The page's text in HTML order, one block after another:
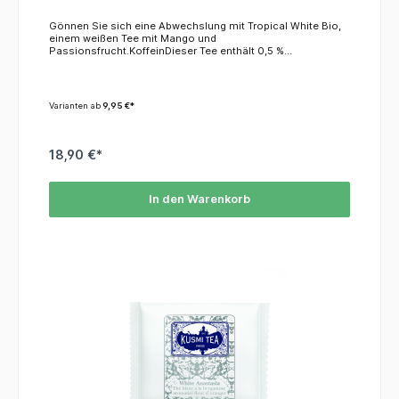
Gönnen Sie sich eine Abwechslung mit Tropical White Bio,
einem weißen Tee mit Mango und
Passionsfrucht.KoffeinDieser Tee enthält 0,5 %
Varianten ab9,95 €*
18,90 €*
In den Warenkorb